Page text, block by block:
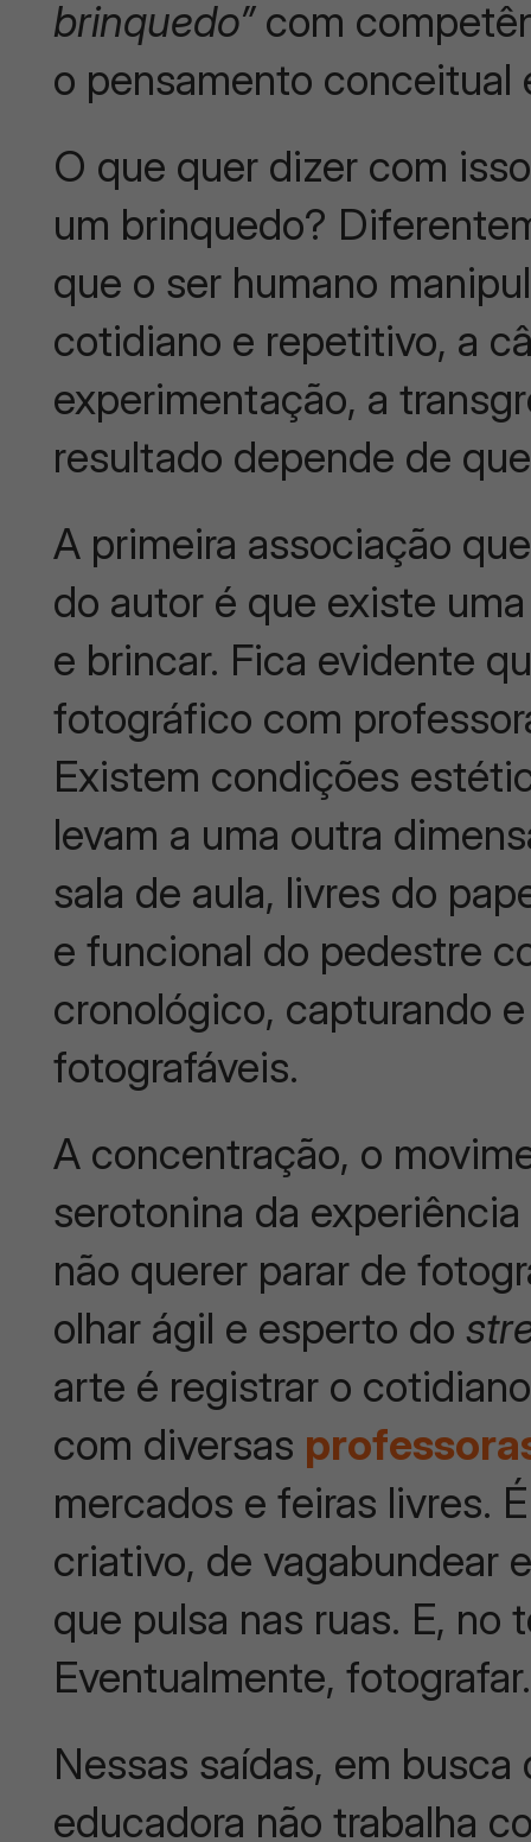
brinquedo” com
o pensamento conceitual
O que quer dizer com
um brinquedo?
que o ser humano
cotidiano e repetitivo, a
experimentação, a
resultado depende de
A primeira associação
do autor é que existe
e brincar. Fica evidente
fotográfico com
Existem condições
levam a uma outra
sala de aula, livres do
e funcional do pedestre
cronológico, capturando
fotografáveis.
A concentração, o
serotonina da
não querer parar de
olhar ágil e esperto do
arte é registrar o
com diversas
mercados e feiras livres.
criativo, de vagabundear
que pulsa nas ruas. E, no
Eventualmente, fotografar.
Nessas saídas, em
educadora não trabalha